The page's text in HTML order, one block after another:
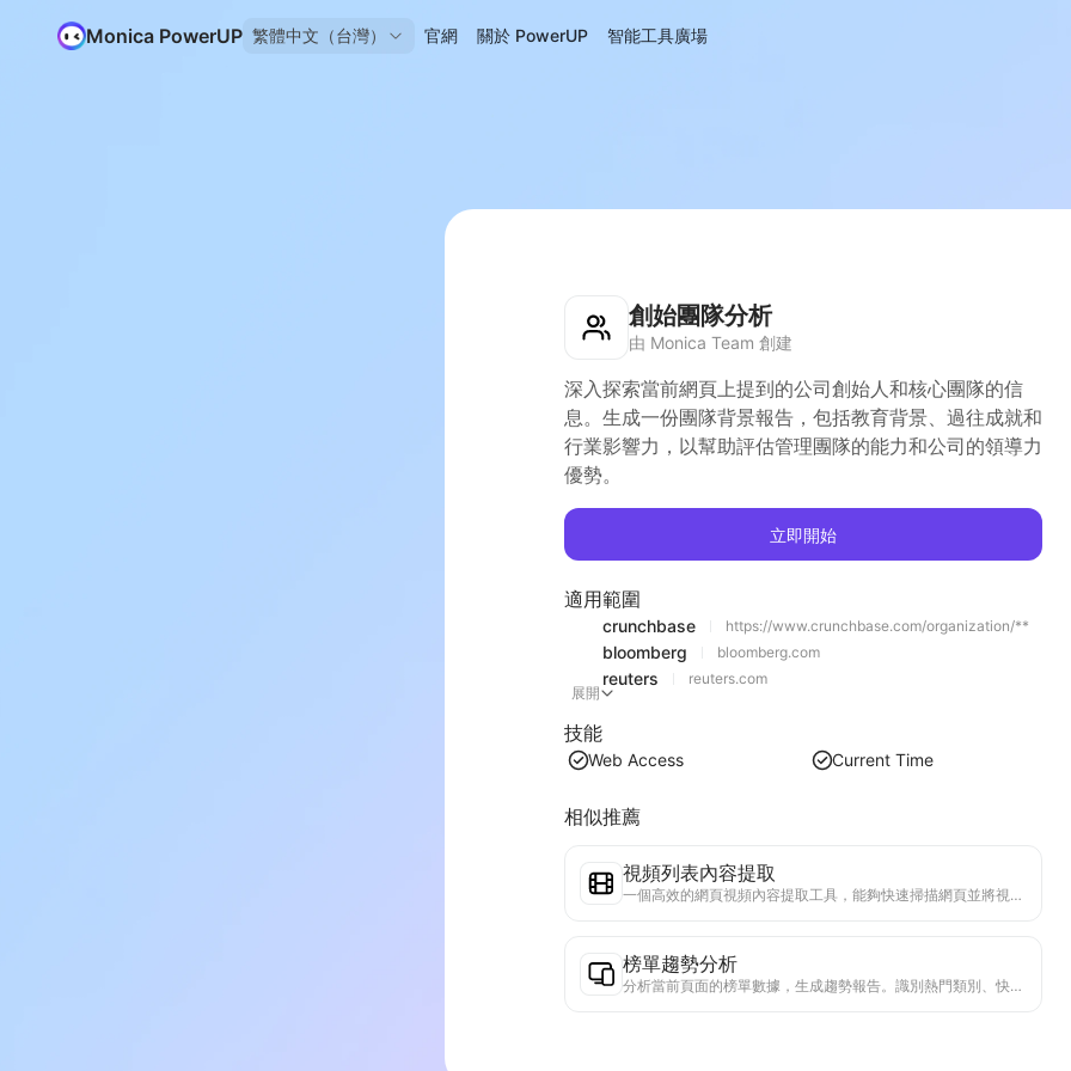
Monica PowerUP 繁體中文（台灣） 官網 關於 PowerUP 智能工具廣場
創始團隊分析
由 Monica Team 創建
深入探索當前網頁上提到的公司創始人和核心團隊的信
息。生成一份團隊背景報告，包括教育背景、過往成就和
行業影響力，以幫助評估管理團隊的能力和公司的領導力
優勢。
立即開始
適用範圍
crunchbase https://www.crunchbase.com/organization/**
bloomberg bloomberg.com
reuters
reuters.com
展開
技能
Web Access Current Time
相似推薦
視頻列表內容提取
一個高效的網頁視頻內容提取工具，能夠快速掃描網頁並將視頻信息整理成結構化的Markdown表格。
榜單趨勢分析
分析當前頁面的榜單數據，生成趨勢報告。識別熱門類別、快速上升的產品類型和新興技術。提供即時市場洞察，助你理解最新產品趨勢和市場動向。